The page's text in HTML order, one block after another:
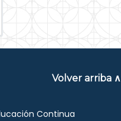
Volver arriba ∧
Continua